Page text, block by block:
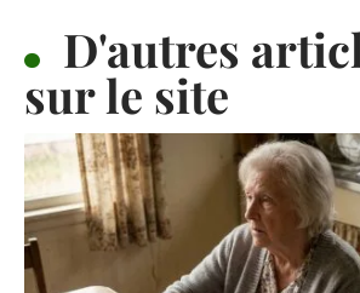
D'autres
sur le site